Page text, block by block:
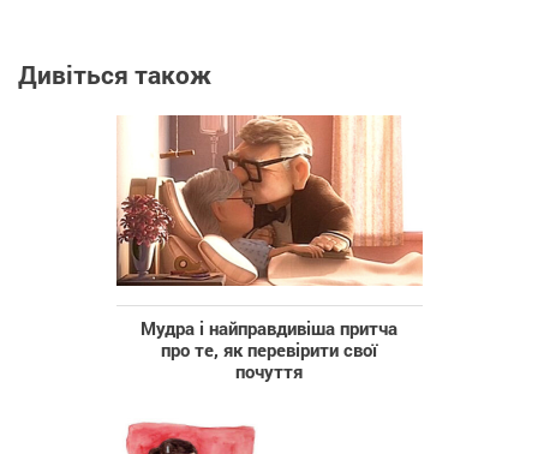
Дивіться також
Мудра і найправдивіша притча
про те, як перевірити свої
почуття